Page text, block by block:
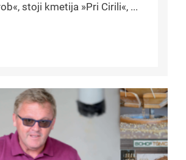
stoji kmetija »Pri Cirili«, ...